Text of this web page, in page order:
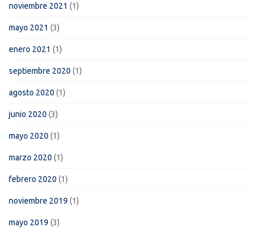
noviembre 2021 (1)
mayo 2021 (3)
enero 2021 (1)
septiembre 2020 (1)
agosto 2020 (1)
junio 2020 (3)
mayo 2020 (1)
marzo 2020 (1)
febrero 2020 (1)
noviembre 2019 (1)
mayo 2019 (3)